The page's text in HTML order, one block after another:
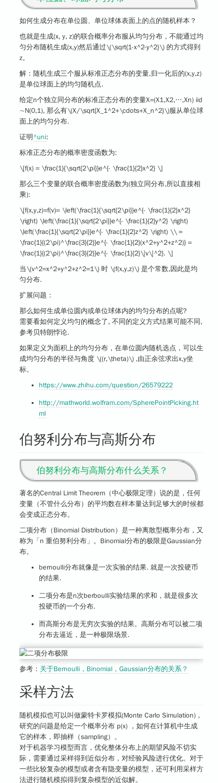
如何生成分布在单位圆、单位球体表面上的点的随机样本？
也就是生成(x, y, z)的联合概率分布服从均匀分布，不能通过均
匀分布随机生成(x,y)然后通过\(\sqrt{1-x^2-y^2}\) 的方式得到
z。
解：随机生成三个服从标准正态分布的变量,归一化后的(x,y,z)
是单位球面上的均匀随机点.
给定n个独立同分布的标准正态分布的变量X=(X1,X2,…,Xn) iid
∼N(0,1), 那么有\(X/\sqrt{X_1^2+\cdots+X_n^2}\)服从单位球
面上的均匀分布.
证明^uni:
标准正态分布的概率密度函数为:
\[f(x) = \frac{1}{\sqrt{2\pi}}e^{- \frac{1}{2}x^2} \]
那么三个变量的联合概率密度函数为(独立同分布,所以直接相
乘):
\[f(x,y,z)=f(v)= \left(\frac{1}{\sqrt{2\pi}}e^{- \frac{1}{2}x^2}
\right) \left(\frac{1}{\sqrt{2\pi}}e^{- \frac{1}{2}y^2} \right)
\left(\frac{1}{\sqrt{2\pi}}e^{- \frac{1}{2}z^2} \right) \\ =
\frac{1}{(2\pi)^\frac{3}{2}}e^{- \frac{1}{2}(x^2+y^2+z^2)} =
\frac{1}{(2\pi)^\frac{3}{2}}e^{- \frac{1}{2}\|v\|^2}. \]
当\(v^2=x^2+y^2+z^2=1\) 时 \(f(x,y,z)\) 是个常数,因此是均
匀分布.
扩展问题：
那么如何生成单位圆内或单位球体内的均匀分布的点呢?
需要看如何定义均匀的概念了, 不同的定义方式结果可能不同,
参考贝特朗悖论.
如果定义为面积上的均匀分布，在单位圆内随机选点，可以生
成均匀分布的半径与角度 \((r,\theta)\) ,由正余弦求出x,y坐
标。
https://www.zhihu.com/question/26579222
http://mathworld.wolfram.com/SpherePointPicking.ht
ml
伯努利分布与高斯分布
伯努利分布与高斯分布什么关系？
著名的Central Limit Theorem（中心极限定理）说的是，任何
变量（不管什么分布）的平均数在样本量达到足够大的时候都
会变成正态分布。
二项分布（Binomial Distribution）是一种离散型概率分布 ，又
称为「n 重伯努利分布」。Binomial分布的极限是Gaussian分
布。
bernoulli分布就像是一次实验的结果. 就是一次投硬币
的结果.
二项分布是n次berboulli实验结果的求和，就是很多次
投硬币的一个分布.
而高斯分布是无穷次实验的结果。高斯分布可以被二项
分布去逼近，是一种极限场景.
参考： 关于Bernoulli，Binomial，Gaussian分布的关系？
采样方法
随机模拟也可以叫做蒙特卡罗模拟(Monte Carlo Simulation)，
研究的问题是给定一个概率分布 p(x) ，如何在计算机中生成
它的样本，即抽样（sampling）。
对于机器学习模型而言，优化整体分布上的期望风险不切实
际，需要通过采样得到近似分布，对经验风险进行优化。对于
一些比较复杂的模型或者含有隐变量的模型，还可利用采样方
法进行随机模拟得到复杂模型的近似解。